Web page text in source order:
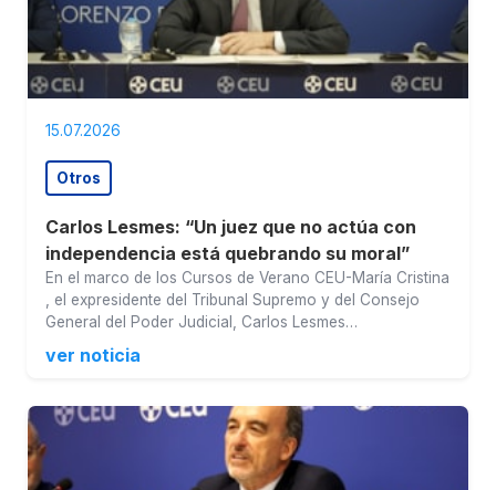
15.07.2026
Otros
Carlos Lesmes: “Un juez que no actúa con
independencia está quebrando su moral”
En el marco de los Cursos de Verano CEU-María Cristina
, el expresidente del Tribunal Supremo y del Consejo
General del Poder Judicial, Carlos Lesmes…
ver noticia